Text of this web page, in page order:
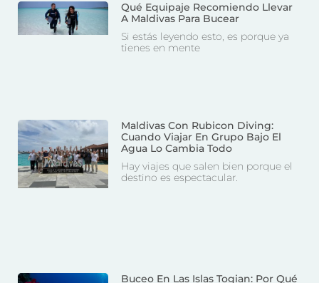
Qué Equipaje Recomiendo Llevar
A Maldivas Para Bucear
Si estás leyendo esto, es porque ya
tienes en mente
Maldivas Con Rubicon Diving:
Cuando Viajar En Grupo Bajo El
Agua Lo Cambia Todo
Hay viajes que salen bien porque el
destino es espectacular.
Buceo En Las Islas Togian: Por Qué